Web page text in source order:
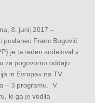
8. junij 2017 –
poslanec Franc Bogovič
je ta teden sodeloval v
za pogovorno oddajo
in Evropa« na TV
– 3 programu. V
ki ga je vodila